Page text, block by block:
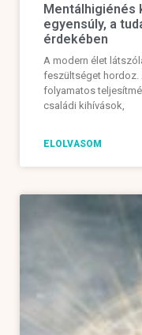
Mentálhigiénés
egyensúly, a
érdekében
A modern élet
feszültséget hordoz.
folyamatos
családi kihívások,
ELOLVASOM